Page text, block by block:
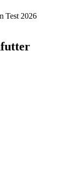
Test 2026